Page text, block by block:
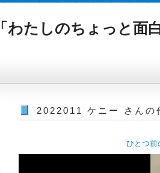
「わたしのちょっと面
2022011 ケニー さんの
ひとつ